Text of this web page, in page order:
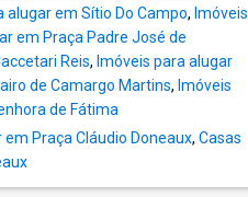
alugar em Sítio Do Campo, Imóveis
em Praça Padre José de
Reis, Imóveis para alugar
de Camargo Martins, Imóveis
de Fátima
Praça Cláudio Doneaux, Casas